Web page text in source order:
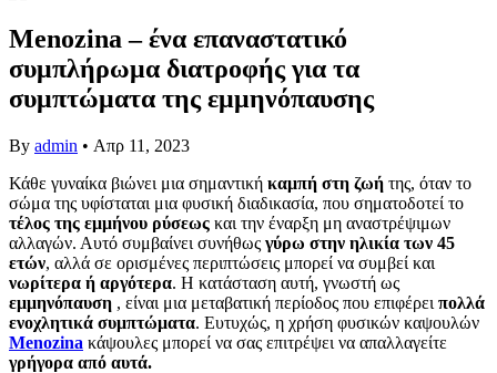
Menozina – ένα επαναστατικό
συμπλήρωμα διατροφής για τα
συμπτώματα της εμμηνόπαυσης
By admin • Απρ 11, 2023
Κάθε γυναίκα βιώνει μια σημαντική καμπή στη ζωή της, όταν το
σώμα της υφίσταται μια φυσική διαδικασία, που σηματοδοτεί το
τέλος της εμμήνου ρύσεως και την έναρξη μη αναστρέψιμων
αλλαγών. Αυτό συμβαίνει συνήθως γύρω στην ηλικία των 45
ετών, αλλά σε ορισμένες περιπτώσεις μπορεί να συμβεί και
νωρίτερα ή αργότερα. Η κατάσταση αυτή, γνωστή ως
εμμηνόπαυση , είναι μια μεταβατική περίοδος που επιφέρει πολλά
ενοχλητικά συμπτώματα. Ευτυχώς, η χρήση φυσικών καψουλών
Menozina κάψουλες μπορεί να σας επιτρέψει να απαλλαγείτε
γρήγορα από αυτά.